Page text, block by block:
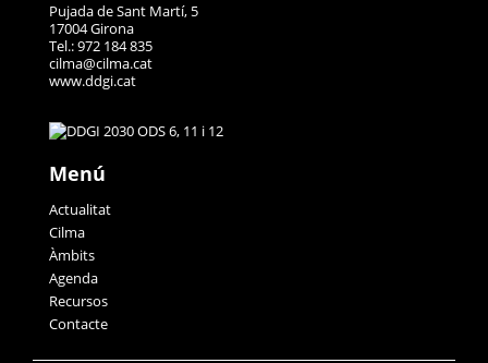
Pujada de Sant Martí, 5
17004 Girona
Tel.: 972 184 835
cilma@cilma.cat
www.ddgi.cat
Menú
Actualitat
Cilma
Àmbits
Agenda
Recursos
Contacte